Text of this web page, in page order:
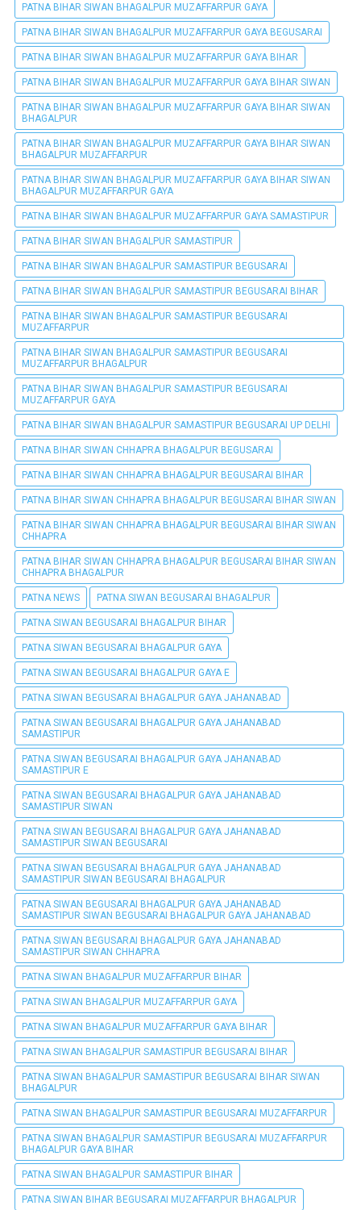
PATNA BIHAR SIWAN BHAGALPUR MUZAFFARPUR GAYA
PATNA BIHAR SIWAN BHAGALPUR MUZAFFARPUR GAYA BEGUSARAI
PATNA BIHAR SIWAN BHAGALPUR MUZAFFARPUR GAYA BIHAR
PATNA BIHAR SIWAN BHAGALPUR MUZAFFARPUR GAYA BIHAR SIWAN
PATNA BIHAR SIWAN BHAGALPUR MUZAFFARPUR GAYA BIHAR SIWAN
BHAGALPUR
PATNA BIHAR SIWAN BHAGALPUR MUZAFFARPUR GAYA BIHAR SIWAN
BHAGALPUR MUZAFFARPUR
PATNA BIHAR SIWAN BHAGALPUR MUZAFFARPUR GAYA BIHAR SIWAN
BHAGALPUR MUZAFFARPUR GAYA
PATNA BIHAR SIWAN BHAGALPUR MUZAFFARPUR GAYA SAMASTIPUR
PATNA BIHAR SIWAN BHAGALPUR SAMASTIPUR
PATNA BIHAR SIWAN BHAGALPUR SAMASTIPUR BEGUSARAI
PATNA BIHAR SIWAN BHAGALPUR SAMASTIPUR BEGUSARAI BIHAR
PATNA BIHAR SIWAN BHAGALPUR SAMASTIPUR BEGUSARAI
MUZAFFARPUR
PATNA BIHAR SIWAN BHAGALPUR SAMASTIPUR BEGUSARAI
MUZAFFARPUR BHAGALPUR
PATNA BIHAR SIWAN BHAGALPUR SAMASTIPUR BEGUSARAI
MUZAFFARPUR GAYA
PATNA BIHAR SIWAN BHAGALPUR SAMASTIPUR BEGUSARAI UP DELHI
PATNA BIHAR SIWAN CHHAPRA BHAGALPUR BEGUSARAI
PATNA BIHAR SIWAN CHHAPRA BHAGALPUR BEGUSARAI BIHAR
PATNA BIHAR SIWAN CHHAPRA BHAGALPUR BEGUSARAI BIHAR SIWAN
PATNA BIHAR SIWAN CHHAPRA BHAGALPUR BEGUSARAI BIHAR SIWAN
CHHAPRA
PATNA BIHAR SIWAN CHHAPRA BHAGALPUR BEGUSARAI BIHAR SIWAN
CHHAPRA BHAGALPUR
PATNA NEWS PATNA SIWAN BEGUSARAI BHAGALPUR
PATNA SIWAN BEGUSARAI BHAGALPUR BIHAR
PATNA SIWAN BEGUSARAI BHAGALPUR GAYA
PATNA SIWAN BEGUSARAI BHAGALPUR GAYA E
PATNA SIWAN BEGUSARAI BHAGALPUR GAYA JAHANABAD
PATNA SIWAN BEGUSARAI BHAGALPUR GAYA JAHANABAD
SAMASTIPUR
PATNA SIWAN BEGUSARAI BHAGALPUR GAYA JAHANABAD
SAMASTIPUR E
PATNA SIWAN BEGUSARAI BHAGALPUR GAYA JAHANABAD
SAMASTIPUR SIWAN
PATNA SIWAN BEGUSARAI BHAGALPUR GAYA JAHANABAD
SAMASTIPUR SIWAN BEGUSARAI
PATNA SIWAN BEGUSARAI BHAGALPUR GAYA JAHANABAD
SAMASTIPUR SIWAN BEGUSARAI BHAGALPUR
PATNA SIWAN BEGUSARAI BHAGALPUR GAYA JAHANABAD
SAMASTIPUR SIWAN BEGUSARAI BHAGALPUR GAYA JAHANABAD
PATNA SIWAN BEGUSARAI BHAGALPUR GAYA JAHANABAD
SAMASTIPUR SIWAN CHHAPRA
PATNA SIWAN BHAGALPUR MUZAFFARPUR BIHAR
PATNA SIWAN BHAGALPUR MUZAFFARPUR GAYA
PATNA SIWAN BHAGALPUR MUZAFFARPUR GAYA BIHAR
PATNA SIWAN BHAGALPUR SAMASTIPUR BEGUSARAI BIHAR
PATNA SIWAN BHAGALPUR SAMASTIPUR BEGUSARAI BIHAR SIWAN
BHAGALPUR
PATNA SIWAN BHAGALPUR SAMASTIPUR BEGUSARAI MUZAFFARPUR
PATNA SIWAN BHAGALPUR SAMASTIPUR BEGUSARAI MUZAFFARPUR
BHAGALPUR GAYA BIHAR
PATNA SIWAN BHAGALPUR SAMASTIPUR BIHAR
PATNA SIWAN BIHAR BEGUSARAI MUZAFFARPUR BHAGALPUR